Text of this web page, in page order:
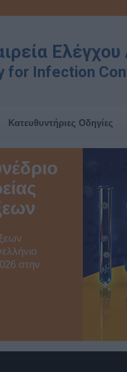
for Infection
Κατευθυντήριες Οδηγίες
στην